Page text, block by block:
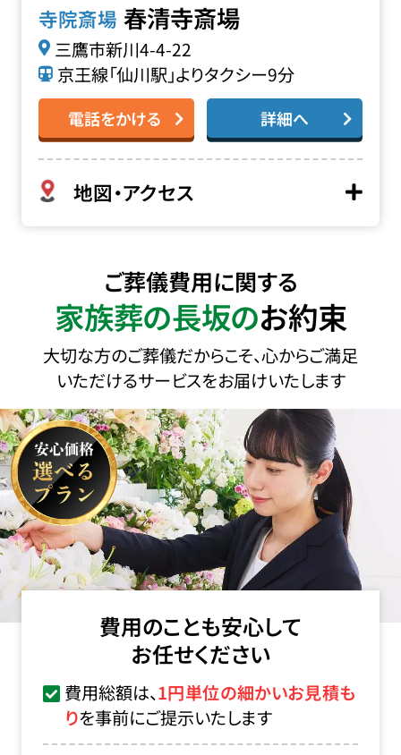
寺院斎場 春清寺斎場
三鷹市新川4-4-22
京王線「仙川駅」よりタクシー9分
電話をかける 詳細へ
地図・アクセス
ご葬儀費用に関する
家族葬の長坂のお約束
大切な方のご葬儀だからこそ、心からご満足
いただけるサービスをお届けいたします
費用のことも安心して
お任せください
費用総額は、1円単位の細かいお見積も
りを事前にご提示いたします